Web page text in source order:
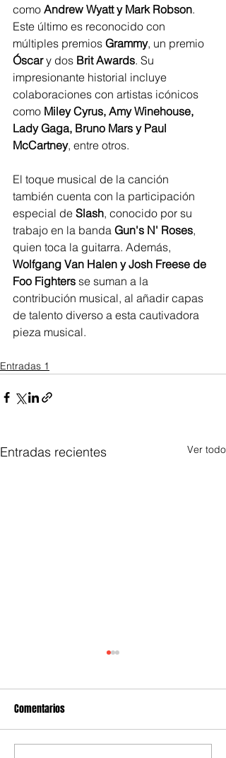
como Andrew Wyatt y Mark Robson.
Este último es reconocido con
múltiples premios Grammy, un premio
Óscar y dos Brit Awards. Su
impresionante historial incluye
colaboraciones con artistas icónicos
como Miley Cyrus, Amy Winehouse,
Lady Gaga, Bruno Mars y Paul
McCartney, entre otros.
El toque musical de la canción
también cuenta con la participación
especial de Slash, conocido por su
trabajo en la banda Gun's N' Roses,
quien toca la guitarra. Además,
Wolfgang Van Halen y Josh Freese de
Foo Fighters se suman a la
contribución musical, al añadir capas
de talento diverso a esta cautivadora
pieza musical.
Entradas 1
Entradas recientes Ver todo
Comentarios